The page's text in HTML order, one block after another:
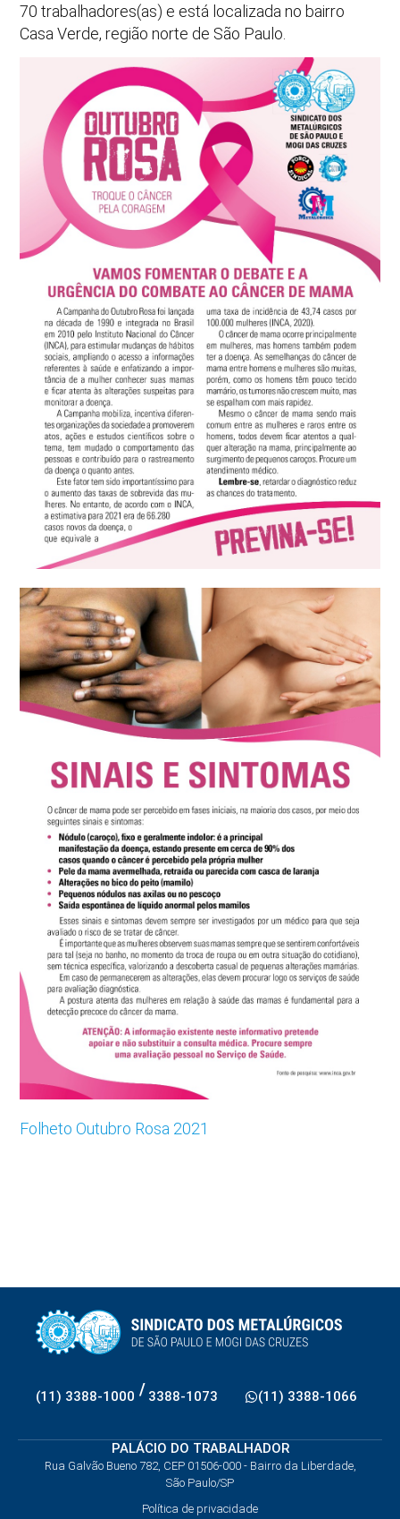
70 trabalhadores(as) e está localizada no bairro
Casa Verde, região norte de São Paulo.
Folheto Outubro Rosa 2021
(11) 3388-1000 / 3388-1073 (11) 3388-1066
PALÁCIO DO TRABALHADOR
Rua Galvão Bueno 782, CEP 01506-000 - Bairro da Liberdade,
São Paulo/SP
Política de privacidade